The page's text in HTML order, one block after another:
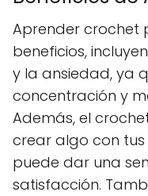
Aprender crochet
beneficios,
y la ansiedad, ya
concentración y
Además, el
crear algo con
puede dar una
satisfacción.